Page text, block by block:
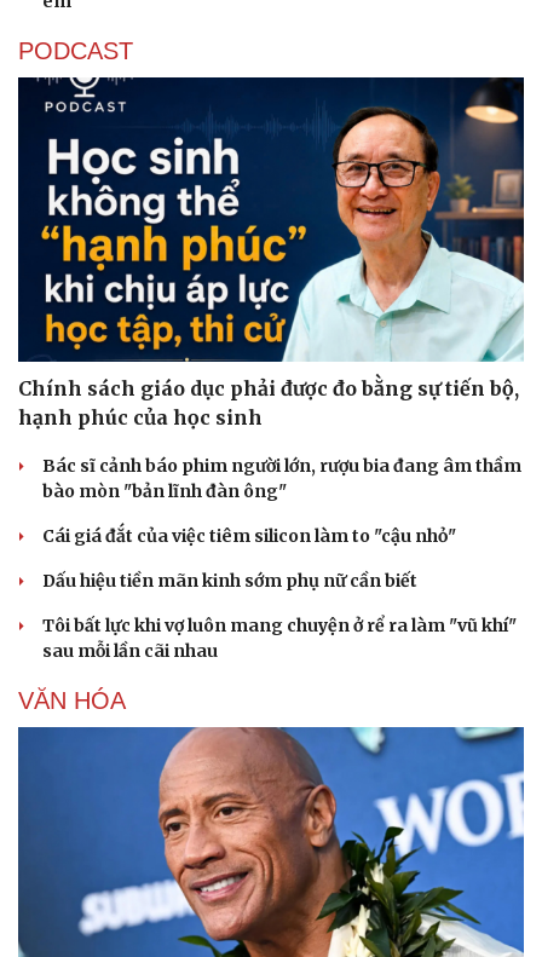
PODCAST
Chính sách giáo dục phải được đo bằng sự tiến bộ,
hạnh phúc của học sinh
Bác sĩ cảnh báo phim người lớn, rượu bia đang âm thầm
bào mòn "bản lĩnh đàn ông"
Cái giá đắt của việc tiêm silicon làm to "cậu nhỏ"
Dấu hiệu tiền mãn kinh sớm phụ nữ cần biết
Tôi bất lực khi vợ luôn mang chuyện ở rể ra làm "vũ khí"
sau mỗi lần cãi nhau
VĂN HÓA